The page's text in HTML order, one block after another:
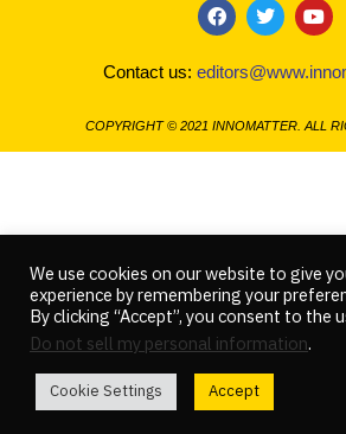
F
a
c
e
o
o
k
T
w
i
t
e
r
Y
o
u
t
b
e
Contact us:
COPYRIGHT © 2021 INNOMATTER. ALL
We use cookies on our website to give
experience by remembering your
By clicking “Accept”, you consent to the
Do not sell my personal information.
Cookie Settings Accept